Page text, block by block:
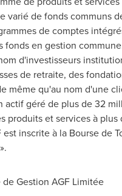
varié de fonds communs
de comptes
fonds en gestion
d'investisseurs
de retraite, des
même qu'au nom d'une
actif géré de plus de 32
produits et services à
est inscrite à la Bourse de
de Gestion AGF Limitée